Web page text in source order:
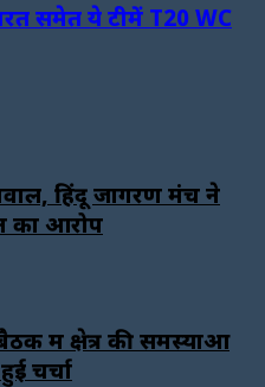
समेत ये टीमें T20 WC
हिंदू जागरण मंच ने
का आरोप
में क्षेत्र की समस्याओं
चर्चा